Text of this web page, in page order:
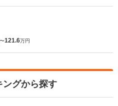
121.6万円
ングから探す